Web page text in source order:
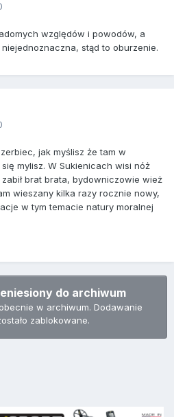
względów i powodów, a
stąd to oburzenie.
jak myślisz że tam w
mylisz. W Sukienicach wisi nóż
brat brata, bydowniczowie wież
wieszany kilka razy rocznie nowy,
w tym temacie natury moralnej
do archiwum
w archiwum. Dodawanie
zablokowane.